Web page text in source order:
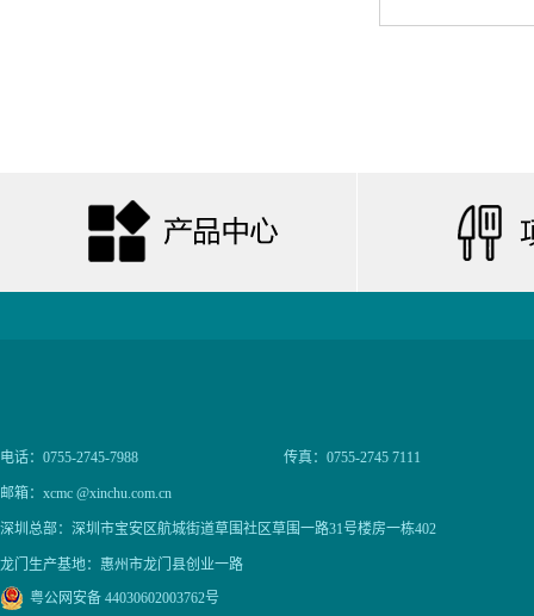
深圳总部：深圳市宝安区航城街道草围社区草围一路31号楼房一栋402
龙门生产基地：惠州市龙门县创业一路
电话：0755-2745-7988 传真：0755-2745 7111
邮箱：xcmc @xinchu.com.cn
粤公网安备 44030602003762号